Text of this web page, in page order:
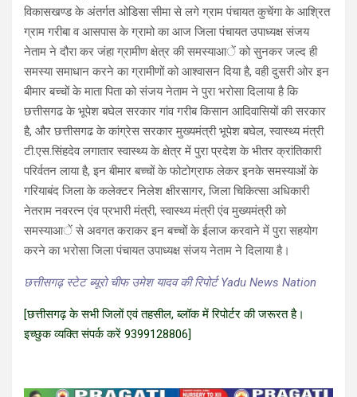
विकासखण्ड के अंतर्गत ओडिसा सीमा से लगे ग्राम पंचायत कुचेंगा के आश्रित
ग्राम गरीबा व आसपास के ग्रामो का आज जिला पंचायत उपाध्यक्ष संजय
नेताम ने दौरा कर जंहा ग्रामीण क्षेत्र की समस्याआें को सुनकर जल्द ही
समस्या समाधान करने का ग्रामीणों को आश्वासन दिया है, वही दुसरी ओर इन
बीमार बच्चों के माता पिता को संजय नेताम ने पुरा भरोसा दिलाया है कि
छत्तीसगढ के भूपेश बघेल सरकार गांव गरीब किसान आदिवासियों की सरकार
है, और छत्तीसगढ के कांग्रेस सरकार मुख्यमंत्री भूपेश बघेल, स्वास्थ्य मंत्री
टी.एस.सिंहदेव लगातार स्वास्थ्य के क्षेत्र में पुरा प्रदेश के भीतर क्रांतिकारी
परिर्वतन लाया है, इन बीमार बच्चों के फोटोग्राफ लेकर इनके समस्याओं के
गरियाबंद जिला के कलेक्टर निलेश क्षीरसागर, जिला चिकित्सा अधिकारी
नेतराम नवरत्न एंव प्रभारी मंत्री, स्वास्थ्य मंत्री एंव मुख्यमंत्री को
समस्याआें से अवगत कराकर इन बच्चों के ईलाज करवाने में पुरा सहयोग
करने का भरोसा जिला पंचायत उपाध्यक्ष संजय नेताम ने दिलाया है।
छत्तीसगढ़ स्टेट ब्यूरो चीफ उमेश यादव की रिपोर्ट Yadu News Nation
[छत्तीसगढ़ के सभी जिलों एवं तहसील, ब्लॉक में रिपोर्टर की जरूरत है।
इच्छुक व्यक्ति संपर्क करें 9399128806]